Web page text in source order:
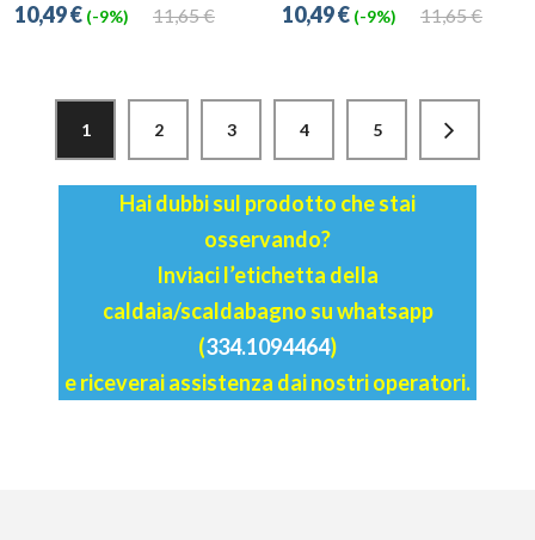
11,65 €
10,49 € (-9%) 11,65 €
10,49 € (-9%)
1 2 3 4 5
Hai dubbi sul prodotto che stai
osservando?
Inviaci l’etichetta della
caldaia/scaldabagno su whatsapp
(334.1094464)
e riceverai assistenza dai nostri operatori.